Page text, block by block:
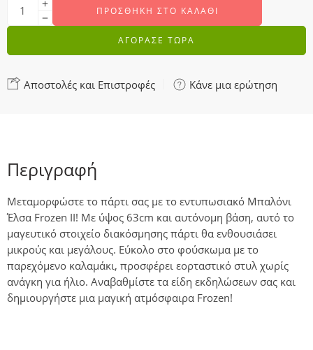
ΠΡΟΣΘΉΚΗ ΣΤΟ ΚΑΛΆΘΙ
ΑΓΟΡΑΣΕ ΤΩΡΑ
Αποστολές και Επιστροφές Κάνε μια ερώτηση
Περιγραφή
Μεταμορφώστε το πάρτι σας με το εντυπωσιακό Μπαλόνι
Έλσα Frozen II! Με ύψος 63cm και αυτόνομη βάση, αυτό το
μαγευτικό στοιχείο διακόσμησης πάρτι θα ενθουσιάσει
μικρούς και μεγάλους. Εύκολο στο φούσκωμα με το
παρεχόμενο καλαμάκι, προσφέρει εορταστικό στυλ χωρίς
ανάγκη για ήλιο. Αναβαθμίστε τα είδη εκδηλώσεων σας και
δημιουργήστε μια μαγική ατμόσφαιρα Frozen!